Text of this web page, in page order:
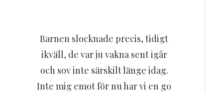
Barnen slocknade precis, tidigt
ikväll, de var ju vakna sent igår
och sov inte särskilt länge idag.
Inte mig emot för nu har vi en go